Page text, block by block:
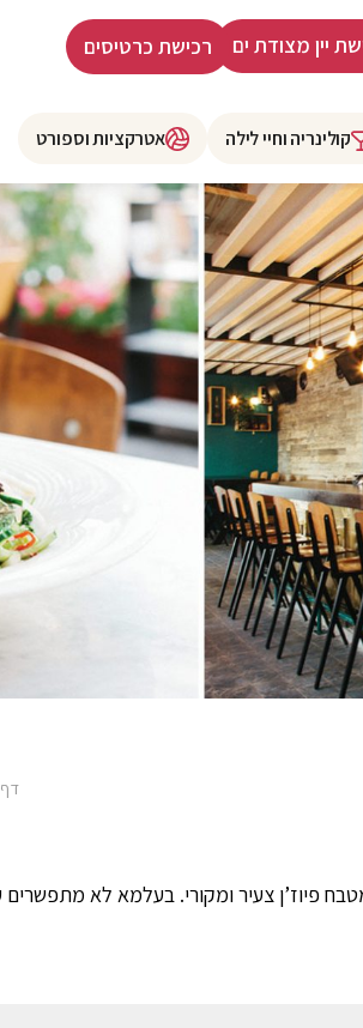
יין מצודת ים רכישת כרטיסים
קולינריה וחיי לילה אטרקציות וספורט
פיוז’ן צעיר ומקורי. בעלמא לא מתפשרים